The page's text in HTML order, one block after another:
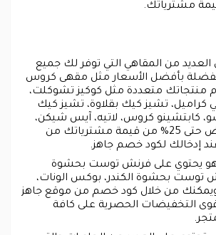
من المقاهي التي توفر لك جميع
بأفضل الأسعار مثل مقهى كروس
منتجاتك متعددة مثل كوكيز تشوكلت،
كراميل، تشيز كيك بقلاوة، تشيز كيك
كابتشينو كروس، لاتيه، آيس شيكن،
استفيد بتخفيض حتى 25% من قيمة مشترياتك من
إدخالك لكود خصم جاهز.
وهو يحتوي على فرنش توست بحشوة
توست بحشوة الكندر، بوكس الونات،
من خلال كود خصم من موقع جاهز
التخفيضات الحصرية على كافة